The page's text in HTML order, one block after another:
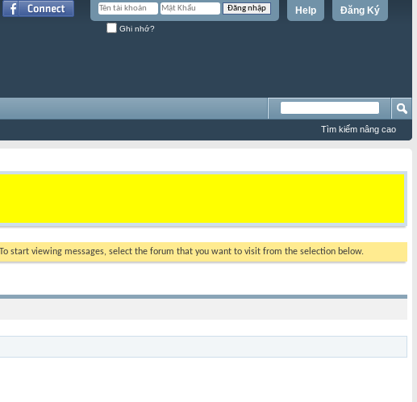
Đăng Ký
Help
Ghi nhớ?
Tìm kiếm nâng cao
start viewing messages, select the forum that you want to visit from the selection below.